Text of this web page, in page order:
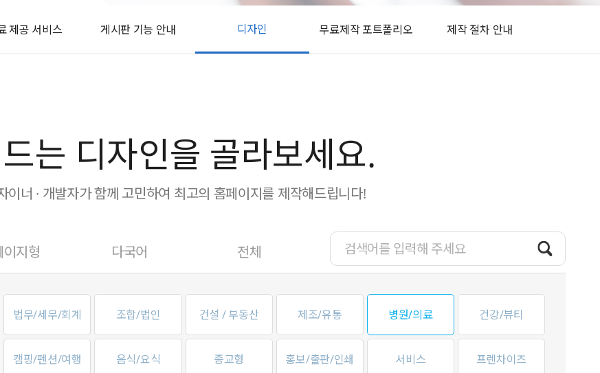
제공 서비스 게시판 기능 안내 디자인 무료제작 포트폴리오 제작 절차 안내
는 디자인을 골라보세요.
이너 · 개발자가 함께 고민하여 최고의 홈페이지를 제작해드립니다!
이지형 다국어 전체
법무/세무/회계 조합/법인 건설 / 부동산 제조/유통 병원/의료 건강/뷰티
캠핑/펜션/여행 음식/요식 종교형 홍보/출판/인쇄 서비스 프렌차이즈